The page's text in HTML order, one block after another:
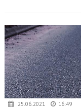
25.06.2021 16:49